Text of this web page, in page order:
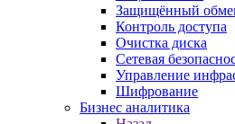
Защищённый
Контроль доступа
Очистка диска
Сетевая
Управление
Шифрование
Бизнес аналитика